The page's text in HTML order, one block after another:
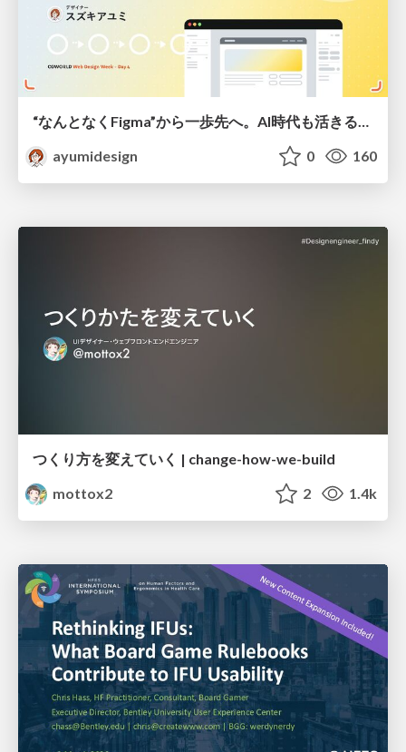
“なんとなくFigma”から一歩先へ。AI時代も活きるWeb制作フロー
ayumidesign
0 160
つくり方を変えていく | change-how-we-build
mottox2
2 1.4k